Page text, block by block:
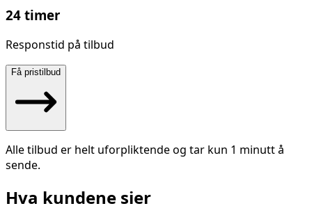
24 timer
Responstid på tilbud
Få pristilbud
Alle tilbud er helt uforpliktende og tar kun 1 minutt å
sende.
Hva kundene sier